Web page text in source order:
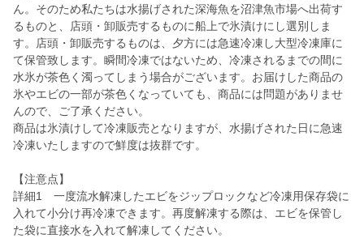
ん。そのため私たちは水揚げされた深海魚を沼津魚市場へ出荷す
るものと、店頭・卸販売するものに船上で氷漬けにし選別しま
す。店頭・卸販売するものは、夕方には急速冷凍し大型冷凍庫に
て保管致します。瞬間冷凍ではないため、冷凍されるまでの間に
水氷が茶色く濁ってしまう場合がございます。お届けした商品の
氷やエビの一部が茶色くなっていても、商品には問題がありませ
んので、ご了承ください。
商品は氷漬けして冷凍販売となりますが、水揚げされた日に急速
冷凍いたしますので鮮度は抜群です。
【注意点】
詳細1 一度流水解凍したエビをジップロックなど冷凍用保存袋に
入れて小分け再冷凍できます。再度解凍する際は、エビを保管し
た袋に直接水を入れて解凍してください。